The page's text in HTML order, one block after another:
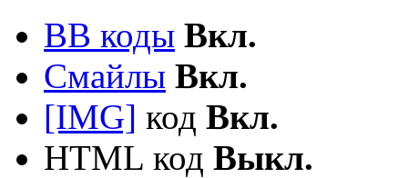
BB коды Вкл.
Смайлы Вкл.
[IMG] код Вкл.
HTML код Выкл.